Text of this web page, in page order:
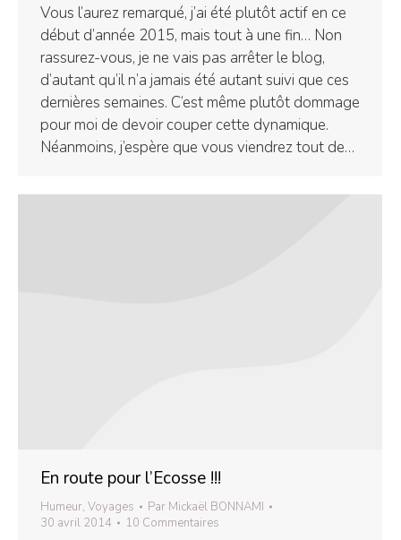
Vous l’aurez remarqué, j’ai été plutôt actif en ce
début d’année 2015, mais tout à une fin… Non
rassurez-vous, je ne vais pas arrêter le blog,
d’autant qu’il n’a jamais été autant suivi que ces
dernières semaines. C’est même plutôt dommage
pour moi de devoir couper cette dynamique.
Néanmoins, j’espère que vous viendrez tout de…
En route pour l’Ecosse !!!
Humeur, Voyages Par Mickaël BONNAMI
30 avril 2014
10 Commentaires